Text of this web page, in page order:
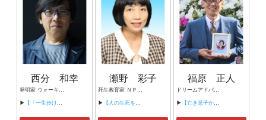
西分 和幸
▶ 【「一生歩けるカラダづくりのために」 ～健康で痛めないウォーキングのススメ～】
瀬野 彩子
▶ 【人の生死を考える講演会】
福原 正人
▶ 【亡き息子から導かれた生き方と夢の叶え方】